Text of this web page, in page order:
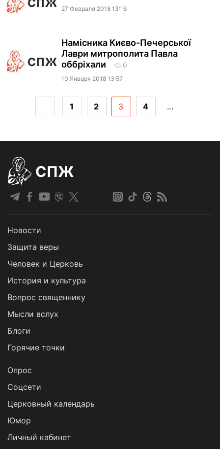
27 Февраля 2018 13:16
Намісника Києво-Печерської
Лаври митрополита Павла
оббріхали
0
10 Января 2018 13:57
1 2 3 4 ...
СПЖ
Новости
Защита веры
Человек и Церковь
История и культура
Вопрос священнику
Мысли вслух
Блоги
Горячие точки
Опрос
Cоцсети
Церковный календарь
Юмор
Личный кабинет